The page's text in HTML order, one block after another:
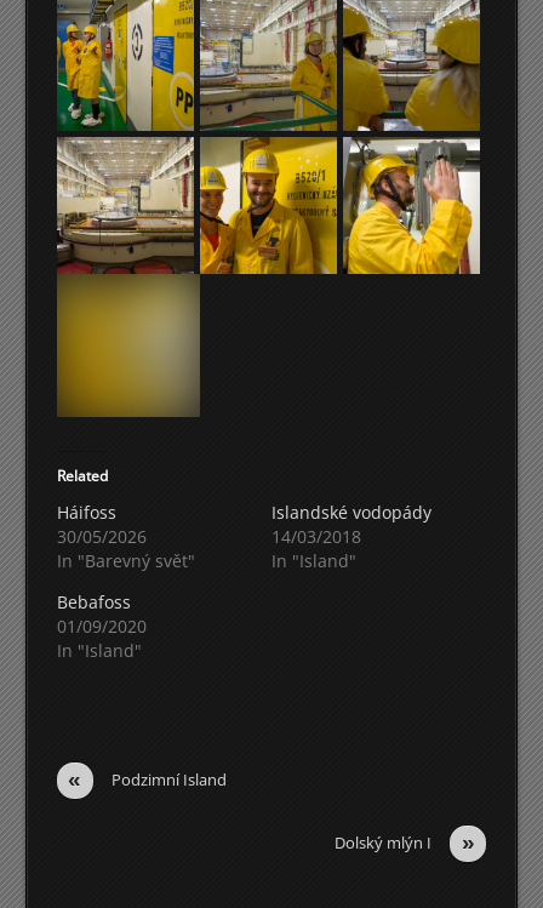
Related
Háifoss
30/05/2026
In "Barevný svět"
Islandské vodopády
14/03/2018
In "Island"
Bebafoss
01/09/2020
In "Island"
« Podzimní Island
»
Dolský mlýn I